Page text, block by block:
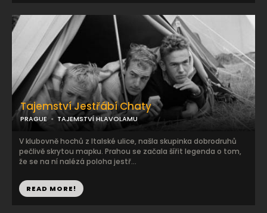
Tajemství Jestřábí Chaty
PRAGUE TAJEMSTVÍ HLAVOLAMU
V klubovně hochů z Italské ulice, našla skupinka dobrodruhů
pečlivě skrytou mapku. Prahou se začala šířit legenda o tom,
že se na ní nalézá poloha jestř...
READ MORE!